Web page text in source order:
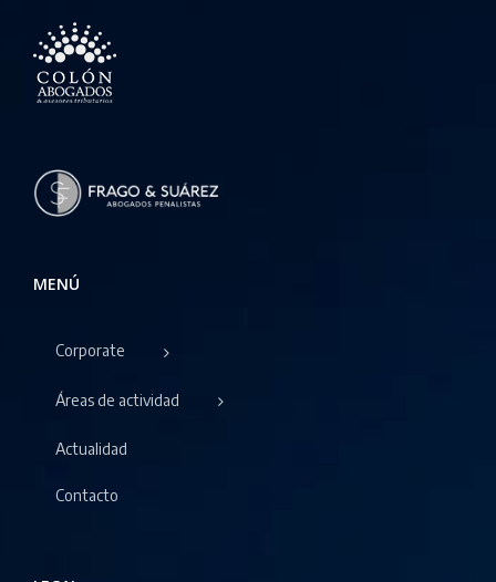
MENÚ
Corporate
Áreas de actividad
Actualidad
Contacto